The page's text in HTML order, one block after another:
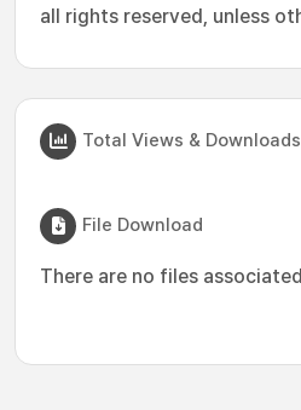
all rights reserved, unless
Total Views & Downloads
File Download
There are no files